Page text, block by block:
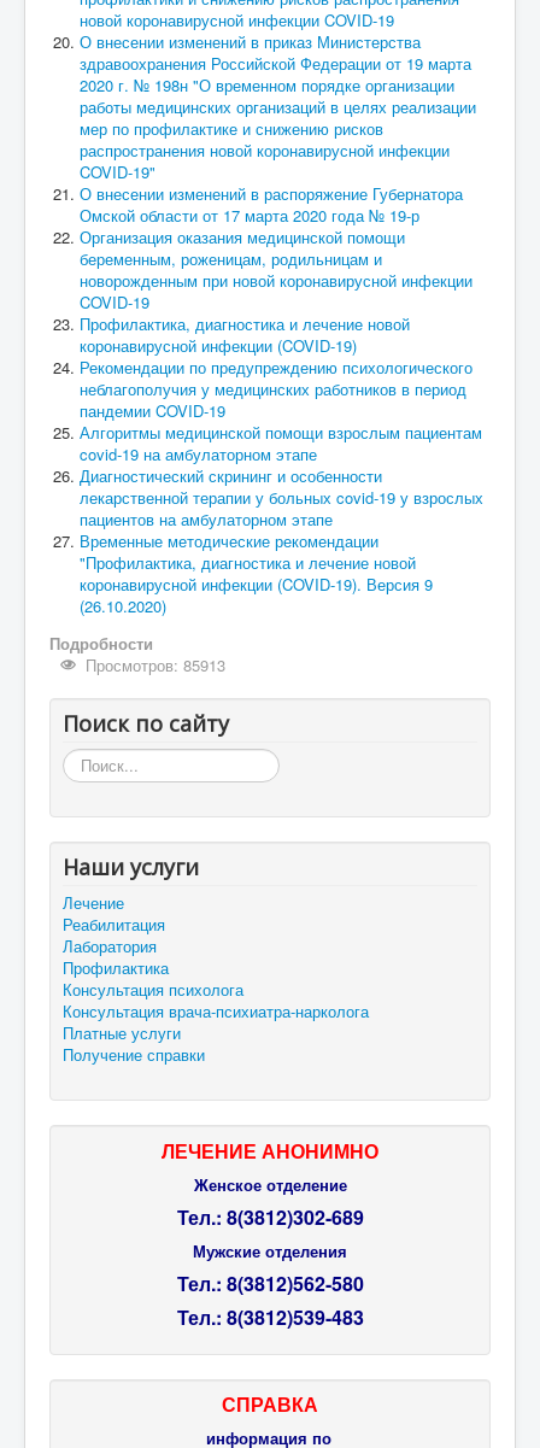
новой коронавирусной инфекции COVID-19
О внесении изменений в приказ Министерства
здравоохранения Российской Федерации от 19 марта
2020 г. № 198н "О временном порядке организации
работы медицинских организаций в целях реализации
мер по профилактике и снижению рисков
распространения новой коронавирусной инфекции
COVID-19"
О внесении изменений в распоряжение Губернатора
Омской области от 17 марта 2020 года № 19-р
Организация оказания медицинской помощи
беременным, роженицам, родильницам и
новорожденным при новой коронавирусной инфекции
COVID-19
Профилактика, диагностика и лечение новой
коронавирусной инфекции (COVID-19)
Рекомендации по предупреждению психологического
неблагополучия у медицинских работников в период
пандемии COVID-19
Алгоритмы медицинской помощи взрослым пациентам
covid-19 на амбулаторном этапе
Диагностический скрининг и особенности
лекарственной терапии у больных covid-19 у взрослых
пациентов на амбулаторном этапе
Временные методические рекомендации
"Профилактика, диагностика и лечение новой
коронавирусной инфекции (COVID-19). Версия 9
(26.10.2020)
Подробности
Просмотров: 85913
Поиск по сайту
Искать...
Наши услуги
Лечение
Реабилитация
Лаборатория
Профилактика
Консультация психолога
Консультация врача-психиатра-нарколога
Платные услуги
Получение справки
ЛЕЧЕНИЕ АНОНИМНО
Женское отделение
Тел.: 8(3812)302-689
Мужские отделения
Тел.: 8(3812)562-580
Тел.: 8(3812)539-483
СПРАВКА
информация по